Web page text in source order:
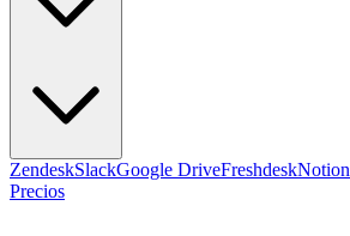
ZendeskSlackGoogle DriveFreshdeskNotion
Precios